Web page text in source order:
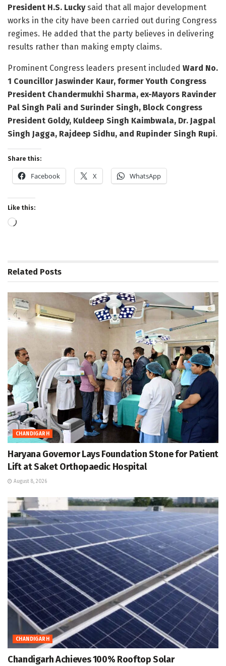
President H.S. Luckysaid that all major development
works in the city have been carried out during Congress
regimes. He added that the party believes in delivering
results rather than making empty claims.
Prominent Congress leaders present included Ward No.
1 Councillor Jaswinder Kaur, former Youth Congress
President Chandermukhi Sharma, ex-Mayors Ravinder
Pal Singh Pali and Surinder Singh, Block Congress
President Goldy, Kuldeep Singh Kaimbwala, Dr. Jagpal
Singh Jagga, Rajdeep Sidhu, and Rupinder Singh Rupi.
Share this:
Facebook X WhatsApp
Like this:
Loading…
Related Posts
CHANDIGARH
Haryana Governor Lays Foundation Stone for Patient
Lift at Saket Orthopaedic Hospital
August 8, 2026
CHANDIGARH
Chandigarh Achieves 100% Rooftop Solar